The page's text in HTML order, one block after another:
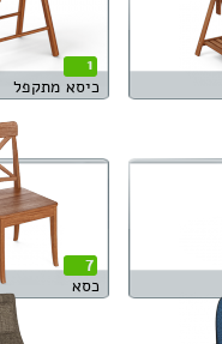
1
כיסא מתקפל
7
כסא